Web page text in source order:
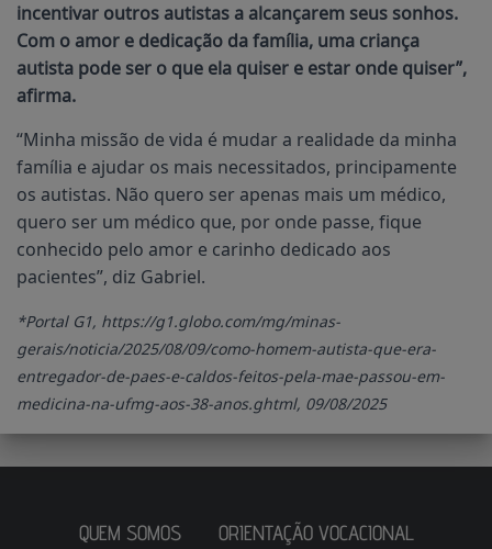
incentivar outros autistas a alcançarem seus sonhos.
Com o amor e dedicação da família, uma criança
autista pode ser o que ela quiser e estar onde quiser”,
afirma.
“Minha missão de vida é mudar a realidade da minha
família e ajudar os mais necessitados, principamente
os autistas. Não quero ser apenas mais um médico,
quero ser um médico que, por onde passe, fique
conhecido pelo amor e carinho dedicado aos
pacientes”, diz Gabriel.
*Portal G1, https://g1.globo.com/mg/minas-
gerais/noticia/2025/08/09/como-homem-autista-que-era-
entregador-de-paes-e-caldos-feitos-pela-mae-passou-em-
medicina-na-ufmg-aos-38-anos.ghtml, 09/08/2025
QUEM SOMOS ORIENTAÇÃO VOCACIONAL